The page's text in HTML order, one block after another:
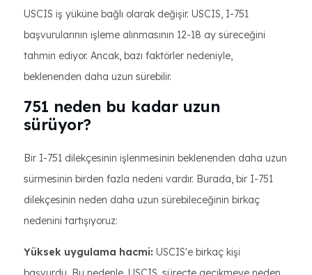
USCIS iş yüküne bağlı olarak değişir. USCIS, I-751
başvurularının işleme alınmasının 12-18 ay süreceğini
tahmin ediyor. Ancak, bazı faktörler nedeniyle,
beklenenden daha uzun sürebilir.
751 neden bu kadar uzun
sürüyor?
Bir I-751 dilekçesinin işlenmesinin beklenenden daha uzun
sürmesinin birden fazla nedeni vardır. Burada, bir I-751
dilekçesinin neden daha uzun sürebileceğinin birkaç
nedenini tartışıyoruz:
Yüksek uygulama hacmi: USCIS'e birkaç kişi